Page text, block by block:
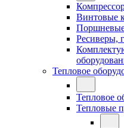
Винтовые
Ресиверы,
Тепловое
Тепловое
Тепловые